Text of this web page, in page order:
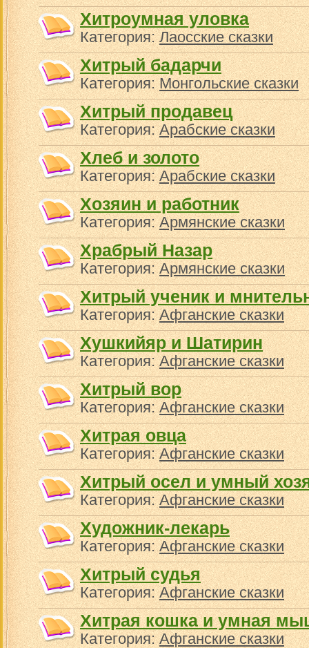
Хитроумная уловка
Категория:Лаосские сказки
Хитрый бадарчи
Категория:Монгольские сказки
Хитрый продавец
Категория:Арабские сказки
Хлеб и золото
Категория:Арабские сказки
Хозяин и работник
Категория:Армянские сказки
Храбрый Назар
Категория:Армянские сказки
Хитрый ученик и
Категория:Афганские сказки
Хушкийяр и Шатирин
Категория:Афганские сказки
Хитрый вор
Категория:Афганские сказки
Хитрая овца
Категория:Афганские сказки
Хитрый осел и умный
Категория:Афганские сказки
Художник-лекарь
Категория:Афганские сказки
Хитрый судья
Категория:Афганские сказки
Хитрая кошка и умная
Категория:Афганские сказки